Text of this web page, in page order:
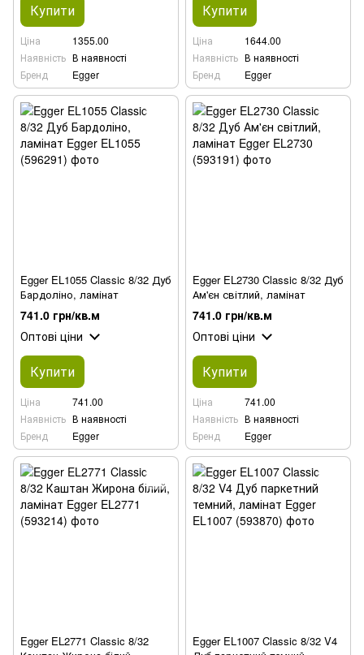
Купити
Ціна
1355.00
Наявність В наявності
Бренд
Egger
Купити
Ціна
1644.00
Наявність В наявності
Бренд
Egger
Egger EL1055 Classic 8/32 Дуб
Бардоліно, ламінат
741.0 грн/кв.м
Оптові ціни
Купити
Ціна
741.00
Наявність В наявності
Бренд
Egger
Egger EL2730 Classic 8/32 Дуб
Ам'єн світлий, ламінат
741.0 грн/кв.м
Оптові ціни
Купити
Ціна
741.00
Наявність В наявності
Бренд
Egger
Egger EL2771 Classic 8/32
Egger EL1007 Classic 8/32 V4